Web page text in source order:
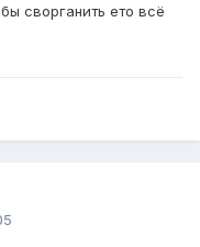
сворганить ето всё